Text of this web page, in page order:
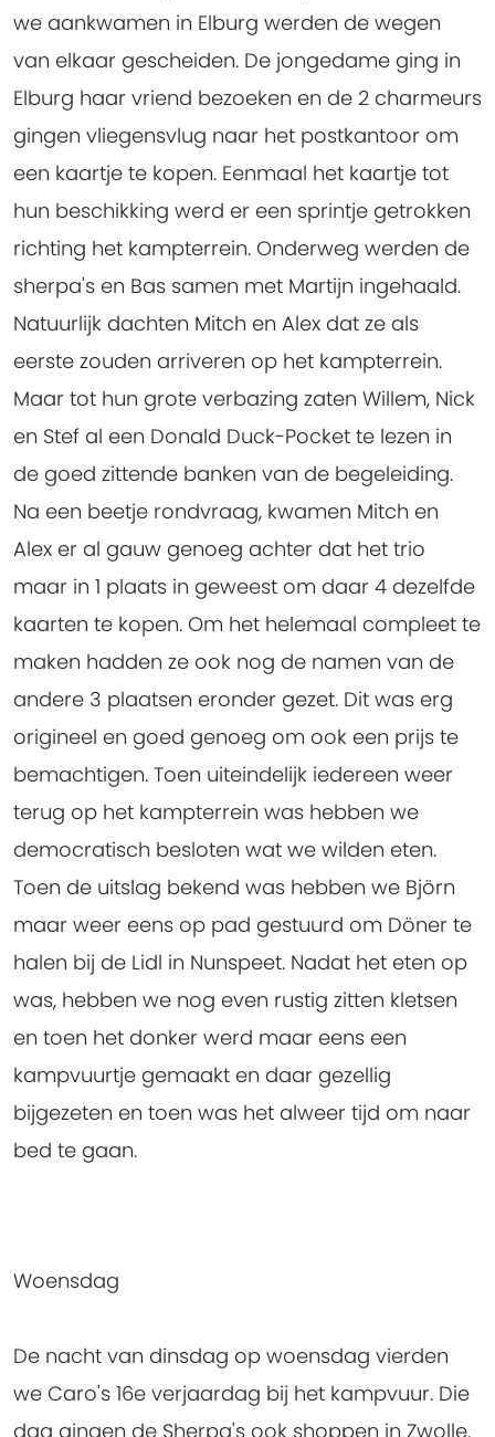
we aankwamen in Elburg werden de wegen
van elkaar gescheiden. De jongedame ging in
Elburg haar vriend bezoeken en de 2 charmeurs
gingen vliegensvlug naar het postkantoor om
een kaartje te kopen. Eenmaal het kaartje tot
hun beschikking werd er een sprintje getrokken
richting het kampterrein. Onderweg werden de
sherpa's en Bas samen met Martijn ingehaald.
Natuurlijk dachten Mitch en Alex dat ze als
eerste zouden arriveren op het kampterrein.
Maar tot hun grote verbazing zaten Willem, Nick
en Stef al een Donald Duck-Pocket te lezen in
de goed zittende banken van de begeleiding.
Na een beetje rondvraag, kwamen Mitch en
Alex er al gauw genoeg achter dat het trio
maar in 1 plaats in geweest om daar 4 dezelfde
kaarten te kopen. Om het helemaal compleet te
maken hadden ze ook nog de namen van de
andere 3 plaatsen eronder gezet. Dit was erg
origineel en goed genoeg om ook een prijs te
bemachtigen. Toen uiteindelijk iedereen weer
terug op het kampterrein was hebben we
democratisch besloten wat we wilden eten.
Toen de uitslag bekend was hebben we Björn
maar weer eens op pad gestuurd om Döner te
halen bij de Lidl in Nunspeet. Nadat het eten op
was, hebben we nog even rustig zitten kletsen
en toen het donker werd maar eens een
kampvuurtje gemaakt en daar gezellig
bijgezeten en toen was het alweer tijd om naar
bed te gaan.
Woensdag
De nacht van dinsdag op woensdag vierden
we Caro's 16e verjaardag bij het kampvuur. Die
dag gingen de Sherpa's ook shoppen in Zwolle.